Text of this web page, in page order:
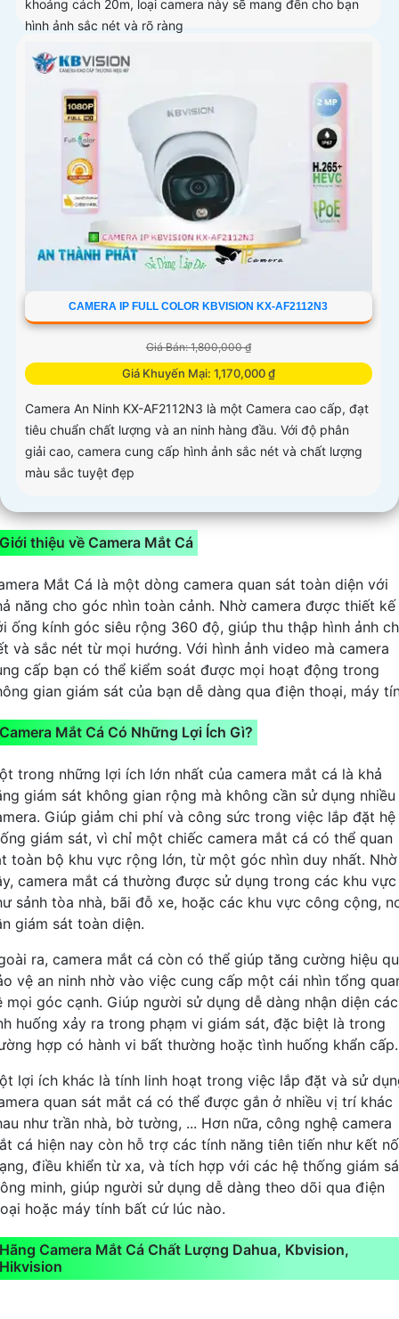
khoảng cách 20m, loại camera này sẽ mang đến cho bạn
hình ảnh sắc nét và rõ ràng
CAMERA IP FULL COLOR KBVISION KX-AF2112N3
Giá Bán: 1,800,000 ₫
Giá Khuyến Mại: 1,170,000 ₫
Camera An Ninh KX-AF2112N3 là một Camera cao cấp, đạt
tiêu chuẩn chất lượng và an ninh hàng đầu. Với độ phân
giải cao, camera cung cấp hình ảnh sắc nét và chất lượng
màu sắc tuyệt đẹp
Giới thiệu về Camera Mắt Cá
Mắt Cá là một dòng camera quan sát toàn diện với
năng cho góc nhìn toàn cảnh. Nhờ camera được thiết kế
ống kính góc siêu rộng 360 độ, giúp thu thập hình ảnh
và sắc nét từ mọi hướng. Với hình ảnh video mà camera
cấp bạn có thể kiểm soát được mọi hoạt động trong
gian giám sát của bạn dễ dàng qua điện thoại, máy
Camera Mắt Cá Có Những Lợi Ích Gì?
trong những lợi ích lớn nhất của camera mắt cá là khả
giám sát không gian rộng mà không cần sử dụng nhiều
Giúp giảm chi phí và công sức trong việc lắp đặt hệ
giám sát, vì chỉ một chiếc camera mắt cá có thể quan
toàn bộ khu vực rộng lớn, từ một góc nhìn duy nhất. Nhờ
camera mắt cá thường được sử dụng trong các khu vực
sảnh tòa nhà, bãi đỗ xe, hoặc các khu vực công cộng,
giám sát toàn diện.
ra, camera mắt cá còn có thể giúp tăng cường hiệu
vệ an ninh nhờ vào việc cung cấp một cái nhìn tổng
mọi góc cạnh. Giúp người sử dụng dễ dàng nhận diện các
huống xảy ra trong phạm vi giám sát, đặc biệt là trong
hợp có hành vi bất thường hoặc tình huống khẩn cấp.
lợi ích khác là tính linh hoạt trong việc lắp đặt và sử
quan sát mắt cá có thể được gắn ở nhiều vị trí khác
như trần nhà, bờ tường, ... Hơn nữa, công nghệ camera
cá hiện nay còn hỗ trợ các tính năng tiên tiến như kết
điều khiển từ xa, và tích hợp với các hệ thống giám
minh, giúp người sử dụng dễ dàng theo dõi qua điện
hoặc máy tính bất cứ lúc nào.
Hãng Camera Mắt Cá Chất Lượng Dahua, Kbvision,
Hikvision